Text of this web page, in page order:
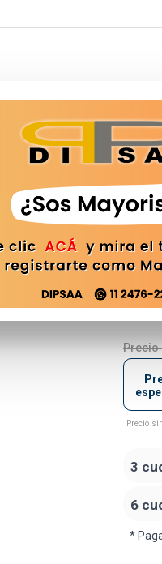
ELECTRODOMESTICOS
Precio
Precio
3
6
*